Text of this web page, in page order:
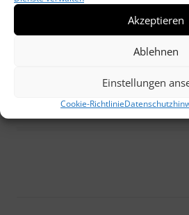
Akzeptieren
Ablehnen
Einstellungen
Cookie-Richtlinie